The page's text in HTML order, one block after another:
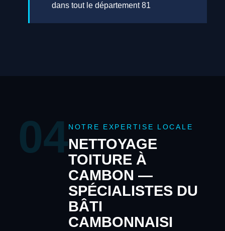
dans tout le département 81
04 NOTRE EXPERTISE LOCALE
NETTOYAGE
TOITURE À
CAMBON —
SPÉCIALISTES DU
BÂTI
CAMBONNAISI